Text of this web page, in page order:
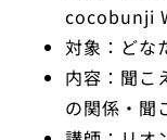
cocobunji
対象：どな
内容：聞こ
の関係・聞